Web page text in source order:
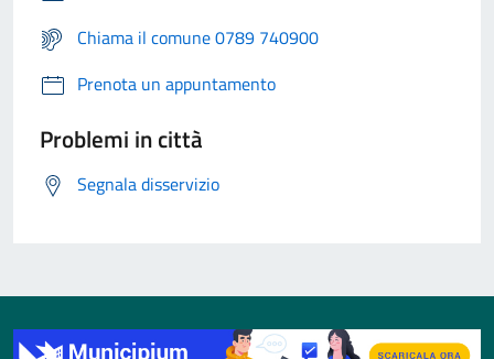
Chiama il comune 0789 740900
Prenota un appuntamento
Problemi in città
Segnala disservizio